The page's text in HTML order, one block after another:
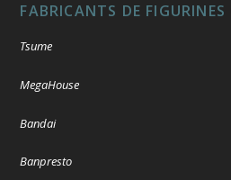
FABRICANTS DE FIGURINES
Tsume
MegaHouse
Bandai
Banpresto